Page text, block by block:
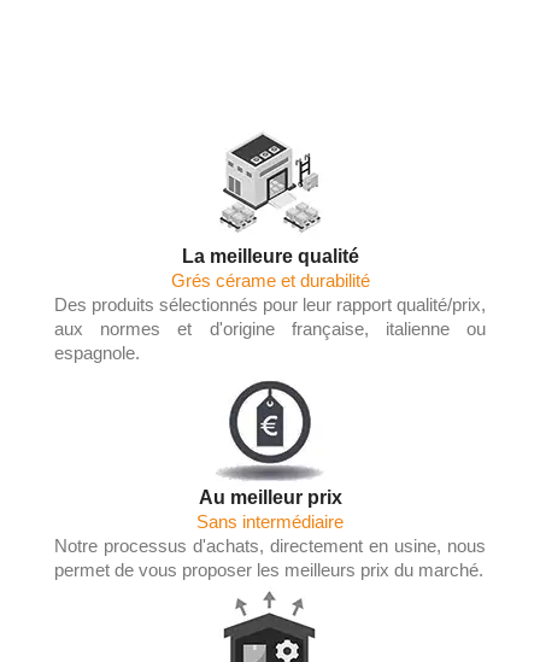
La meilleure qualité
Grés cérame et durabilité
Des produits sélectionnés pour leur rapport qualité/prix,
aux normes et d'origine française, italienne ou
espagnole.
Au meilleur prix
Sans intermédiaire
Notre processus d'achats, directement en usine, nous
permet de vous proposer les meilleurs prix du marché.